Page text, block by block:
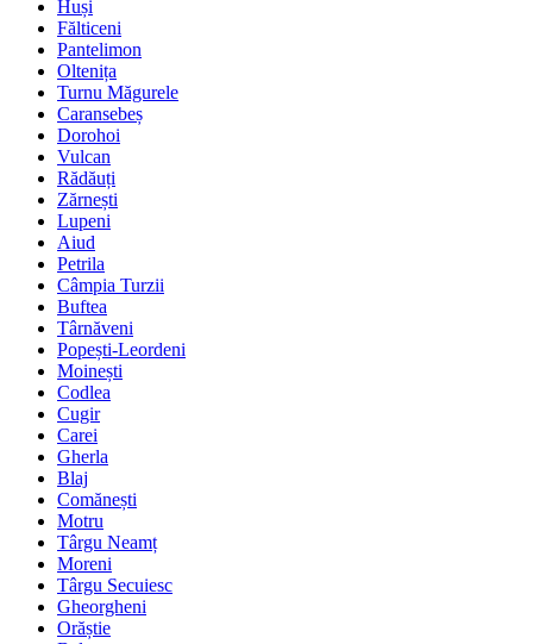
Huși
Fălticeni
Pantelimon
Oltenița
Turnu Măgurele
Caransebeș
Dorohoi
Vulcan
Rădăuți
Zărnești
Lupeni
Aiud
Petrila
Câmpia Turzii
Buftea
Târnăveni
Popești-Leordeni
Moinești
Codlea
Cugir
Carei
Gherla
Blaj
Comănești
Motru
Târgu Neamț
Moreni
Târgu Secuiesc
Gheorgheni
Orăștie